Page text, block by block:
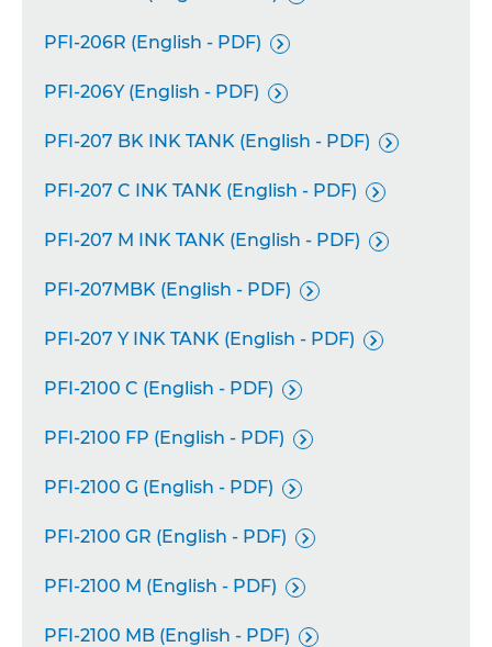
PFI-206R (English - PDF) 
PFI-206Y (English - PDF) 
PFI-207 BK INK TANK (English - PDF) 
PFI-207 C INK TANK (English - PDF) 
PFI-207 M INK TANK (English - PDF) 
PFI-207MBK (English - PDF) 
PFI-207 Y INK TANK (English - PDF) 
PFI-2100 C (English - PDF) 
PFI-2100 FP (English - PDF) 
PFI-2100 G (English - PDF) 
PFI-2100 GR (English - PDF) 
PFI-2100 M (English - PDF) 
PFI-2100 MB (English - PDF) 